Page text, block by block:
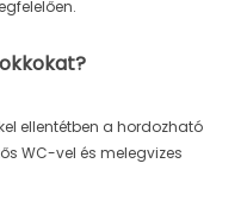
ellentétben a hordozható
WC-vel és melegvizes